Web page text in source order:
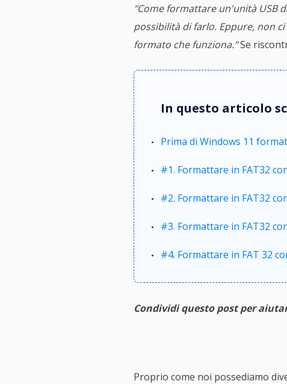
"Come formattare un'unità USB
possibilità di farlo. Eppure, non ci
formato che funziona."Se
In questo articolo
Prima di Windows 11
#1. Formattare in FAT32
#2. Formattare in FAT32
#3. Formattare in FAT32
#4. Formattare in FAT 32
Condividi questo post per
Proprio come noi possediamo